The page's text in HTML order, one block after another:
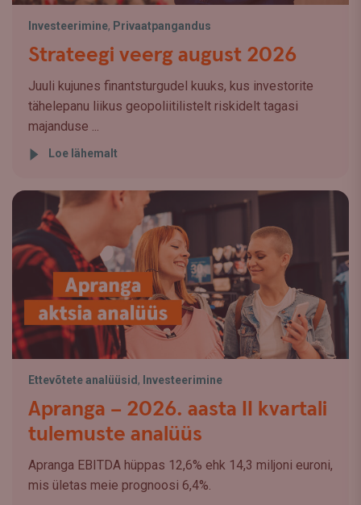
Investeerimine, Privaatpangandus
Strateegi veerg august 2026
Juuli kujunes finantsturgudel kuuks, kus investorite
tähelepanu liikus geopoliitilistelt riskidelt tagasi
majanduse ...
Loe lähemalt
Ettevõtete analüüsid , Investeerimine
Apranga – 2026. aasta II kvartali
tulemuste analüüs
Apranga EBITDA hüppas 12,6% ehk 14,3 miljoni euroni,
mis ületas meie prognoosi 6,4%.